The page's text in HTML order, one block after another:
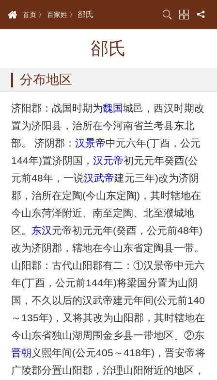
首页 〉 百家姓 〉 郤氏
郤氏
分布地区
济阳郡：战国时期为魏国城邑，西汉时期改
置为济阳县，治所在今河南省兰考县东北
部。 济阴郡： 汉景帝中元六年(丁酉，公元
144年)置济阴国， 汉元帝初元元年癸酉(公
元前48年，一说汉武帝建元三年)改为济阴
郡，治所在定陶(今山东定陶)，其时辖地在
今山东菏泽附近、南至定陶、北至濮城地
区。 东汉元帝初元元年(癸酉，公元前48年)
改为济阴郡，辖地在今山东省定陶县一带。
山阳郡：古代山阳郡有二：①汉景帝中元六
年(丁酉，公元前144年)将梁国分置为山阴
国，不久以后的汉武帝建元年间(公元前140
～135年)，又将其改为山阳郡，其时辖地在
今山东省独山湖周围金乡县一带地区。②东
晋朝 义熙年间(公元405～418年)，晋安帝将
广陵郡分置山阳郡，治理山阳附近的地区，